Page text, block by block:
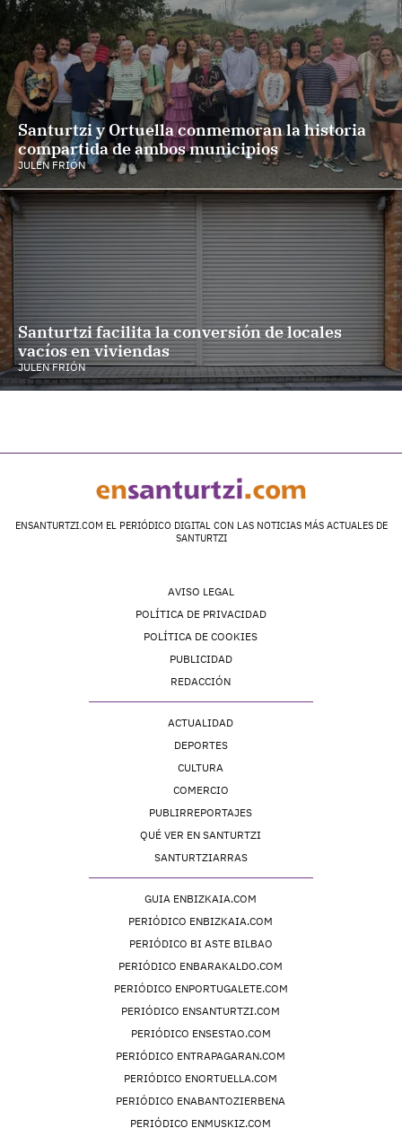
Santurtzi y Ortuella conmemoran la historia
compartida de ambos municipios
JULEN FRIÓN
Santurtzi facilita la conversión de locales
vacíos en viviendas
JULEN FRIÓN
ENSANTURTZI.COM EL PERIÓDICO DIGITAL CON LAS NOTICIAS MÁS ACTUALES DE
SANTURTZI
AVISO LEGAL
POLÍTICA DE PRIVACIDAD
POLÍTICA DE COOKIES
PUBLICIDAD
REDACCIÓN
ACTUALIDAD
DEPORTES
CULTURA
COMERCIO
PUBLIRREPORTAJES
QUÉ VER EN SANTURTZI
SANTURTZIARRAS
GUIA ENBIZKAIA.COM
PERIÓDICO ENBIZKAIA.COM
PERIÓDICO BI ASTE BILBAO
PERIÓDICO ENBARAKALDO.COM
PERIÓDICO ENPORTUGALETE.COM
PERIÓDICO ENSANTURTZI.COM
PERIÓDICO ENSESTAO.COM
PERIÓDICO ENTRAPAGARAN.COM
PERIÓDICO ENORTUELLA.COM
PERIÓDICO ENABANTOZIERBENA
PERIÓDICO ENMUSKIZ.COM